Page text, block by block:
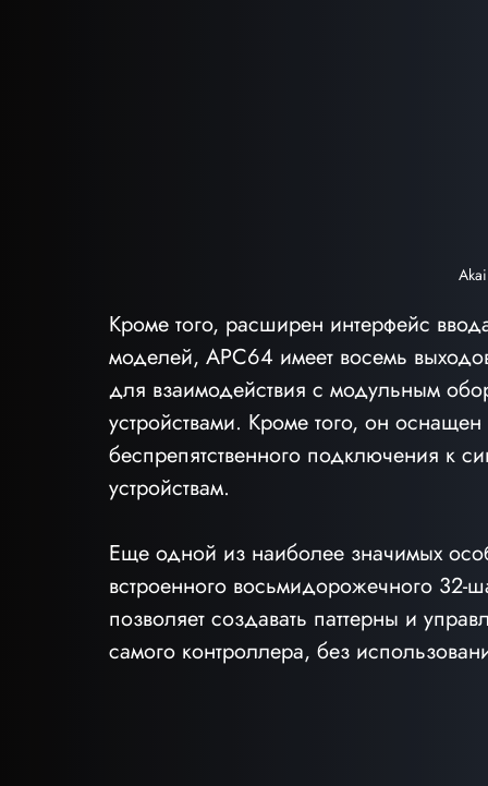
Кроме того, расширен интерфейс
моделей, APC64 имеет восемь
для взаимодействия с модульным
устройствами. Кроме того, он
беспрепятственного подключения к
устройствам.
Еще одной из наиболее значимых
встроенного восьмидорожечного 32-
позволяет создавать паттерны и
самого контроллера, без